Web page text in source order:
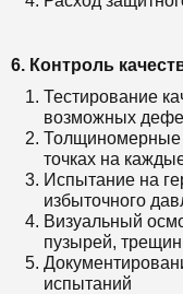
6. Контроль
Тестирование
возможных
Толщиномерные
точках на
Испытание на
избыточного
Визуальный
пузырей, трещин
испытаний